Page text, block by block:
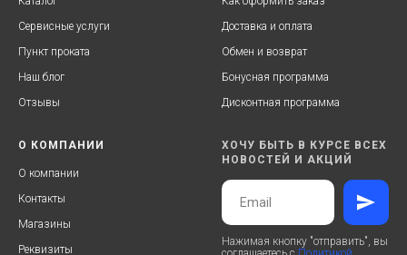
Сервисные услуги
Пункт проката
Наш блог
Отзывы
Доставка и оплата
Обмен и возврат
Бонусная программа
Дисконтная программа
О КОМПАНИИ
О компании
Контакты
Магазины
Реквизиты
ХОЧУ БЫТЬ В КУРСЕ ВСЕХ
НОВОСТЕЙ И АКЦИЙ
Нажимая кнопку "отправить", вы